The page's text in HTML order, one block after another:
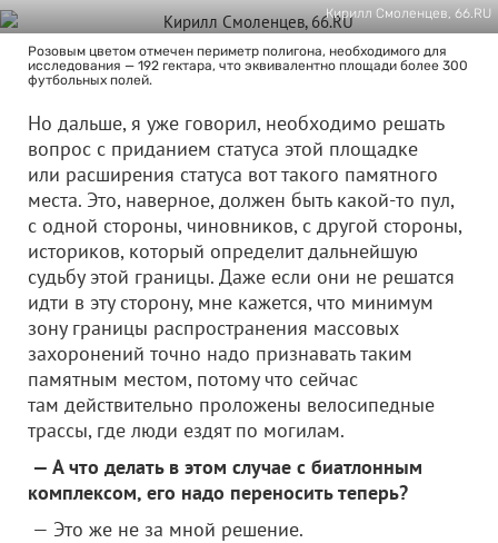
Кирилл Смоленцев, 66.RU
Розовым цветом отмечен периметр полигона, необходимого для
исследования — 192 гектара, что эквивалентно площади более 300
футбольных полей.
Но дальше, я уже говорил, необходимо решать
вопрос с приданием статуса этой площадке
или расширения статуса вот такого памятного
места. Это, наверное, должен быть какой-то пул,
с одной стороны, чиновников, с другой стороны,
историков, который определит дальнейшую
судьбу этой границы. Даже если они не решатся
идти в эту сторону, мне кажется, что минимум
зону границы распространения массовых
захоронений точно надо признавать таким
памятным местом, потому что сейчас
там действительно проложены велосипедные
трассы, где люди ездят по могилам.
— А что делать в этом случае с биатлонным
комплексом, его надо переносить теперь?
— Это же не за мной решение.